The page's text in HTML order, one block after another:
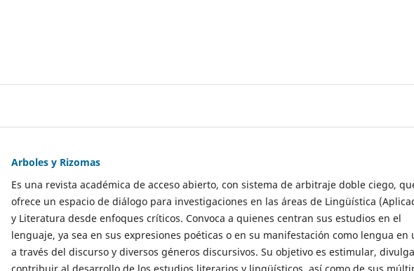
Arboles y Rizomas
Es una revista académica de acceso abierto, con sistema de arbitraje doble ciego,
ofrece un espacio de diálogo para investigaciones en las áreas de Lingüística
y Literatura desde enfoques críticos. Convoca a quienes centran sus estudios en el
lenguaje, ya sea en sus expresiones poéticas o en su manifestación como lengua en
a través del discurso y diversos géneros discursivos. Su objetivo es estimular,